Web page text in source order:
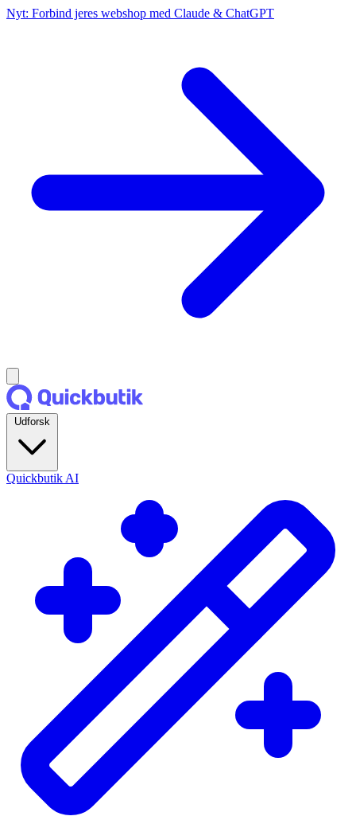
Nyt: Forbind jeres webshop med Claude & ChatGPT
Quickbutik AI